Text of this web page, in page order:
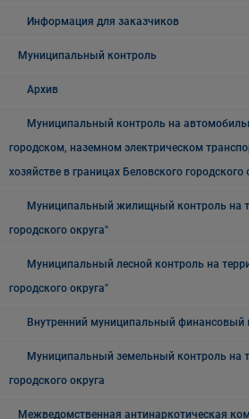
Информация для заказчиков
Муниципальный контроль
Архив
Муниципальный контроль на
городском, наземном электрическом
хозяйстве в границах Беловского городского
Муниципальный жилищный контроль на
городского округа"
Муниципальный лесной контроль на
городского округа"
Внутренний муниципальный финансовый
Муниципальный земельный контроль на
городского округа
Межведомственная антинаркотическая